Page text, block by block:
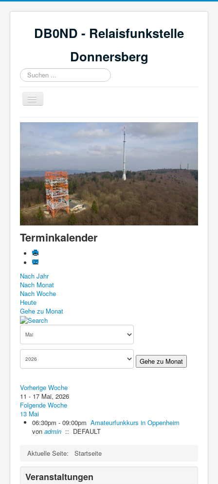
DB0ND - Relaisfunkstelle
Donnersberg
Suchen
...
Navigation
an/aus
Start
Webcam & Wetter
Galerie
Mitglied werden
Historie
Know-How
Impressum
Downloads
Terminkalender
Nach Jahr
Nach Monat
Nach Woche
Heute
Gehe zu Monat
Gehe zu Monat
Vorherige Woche
11 - 17 Mai, 2026
Folgende Woche
13 Mai
06:30pm - 09:00pm Amateurfunkkurs in Oppenheim
von admin :: DEFAULT
Aktuelle Seite: Startseite
Veranstaltungen